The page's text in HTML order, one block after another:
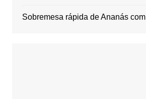
Sobremesa rápida de Ananás